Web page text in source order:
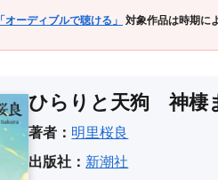
「オーディブルで聴ける」 対象作品は時期に
ひらりと天狗 神棲
著者： 明里桜良
出版社： 新潮社